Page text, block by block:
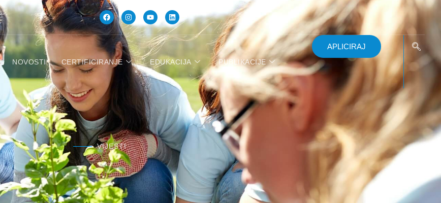
NOVOSTI CERTIFICIRANJE EDUKACIJA PUBLIKACIJE
APLICIRAJ
VIJESTI